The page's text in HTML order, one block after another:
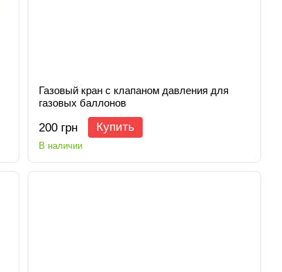
Газовый кран с клапаном давления для
газовых баллонов
200 грн Купить
В наличии